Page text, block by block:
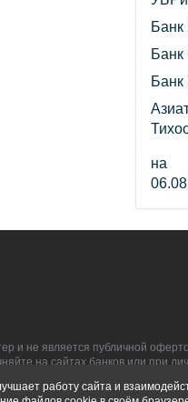
Банк
Банк
на
и не является публичной
на сайтах банков или при
работу сайта и